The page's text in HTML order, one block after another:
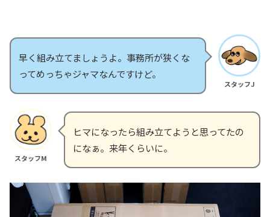
スタッフJ
早く組み立てましょうよ。事務所が狭くな
ってめっちゃジャマなんですけど。
スタッフM
ヒマになったら組み立てようと思ってたの
になぁ。来年くらいに。